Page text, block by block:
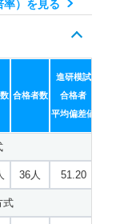
16人 －
16人 －
率）を見る
合格者数
進研模試
合格者
平均偏差値
36人 51.20
式